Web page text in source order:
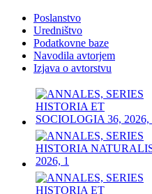
Poslanstvo
Uredništvo
Podatkovne baze
Navodila avtorjem
Izjava o avtorstvu